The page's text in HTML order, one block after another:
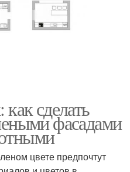
сделать
фасадами
цвете предпочтут